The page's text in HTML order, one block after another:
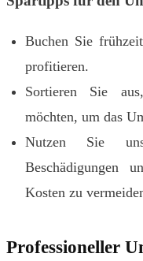
Buchen Sie
profitieren.
Sortieren Sie
möchten, um das
Nutzen Sie
Beschädigungen
Kosten zu
Professioneller